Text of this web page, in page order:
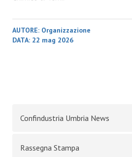
AUTORE: Organizzazione
DATA: 22 mag 2026
Confindustria Umbria News
Rassegna Stampa